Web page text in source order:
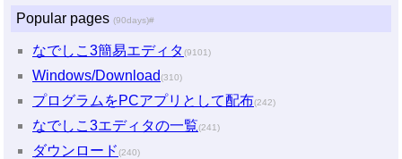
Popular pages (90days)#
なでしこ3簡易エディタ(9101)
Windows/Download(310)
プログラムをPCアプリとして配布(242)
なでしこ3エディタの一覧(241)
ダウンロード(240)